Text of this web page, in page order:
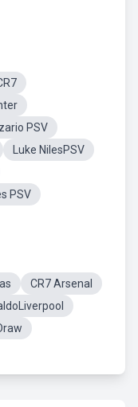
PSV
Luke NilesPSV
PSV
CR7 Arsenal